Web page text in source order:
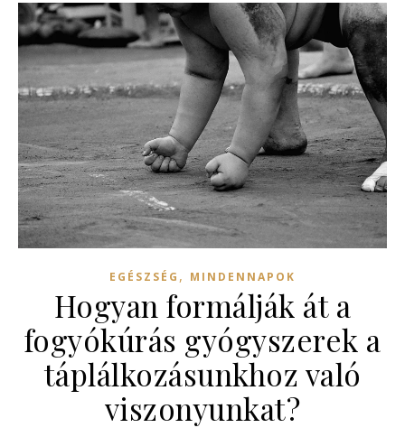
EGÉSZSÉG , MINDENNAPOK
Hogyan formálják át a
fogyókúrás gyógyszerek a
táplálkozásunkhoz való
viszonyunkat?